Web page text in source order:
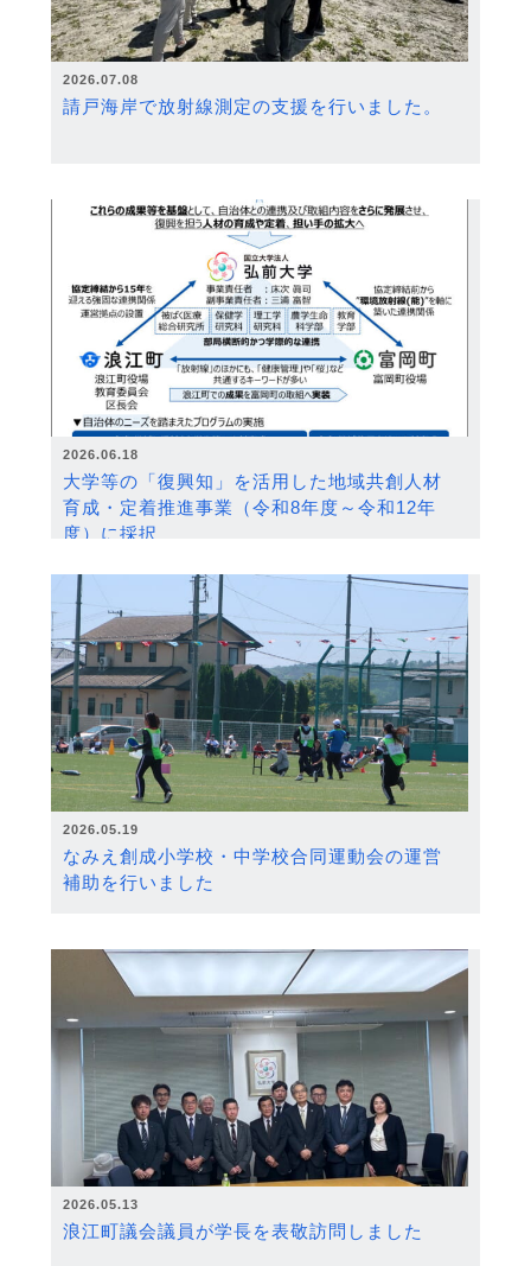
2026.07.08
請戸海岸で放射線測定の支援を行いました。
2026.06.18
大学等の「復興知」を活用した地域共創人材
育成・定着推進事業（令和8年度～令和12年
度）に採択
2026.05.19
なみえ創成小学校・中学校合同運動会の運営
補助を行いました
2026.05.13
浪江町議会議員が学長を表敬訪問しました